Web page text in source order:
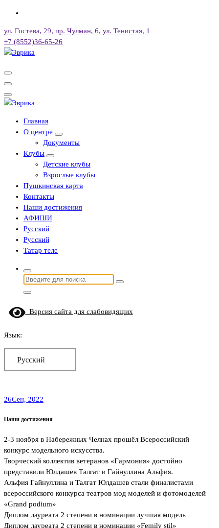
Перейти
содержимому
ул. Гостева, 29, пр. Чулман, 6, ул. Тенистая, 1
+7 (8552)36-65-26
Городской культурный центр, г. Набережные Челны
Городской культурный центр, г. Набережные Челны
Главная
О центре
Документы
Клубы
Детские клубы
Взрослые клубы
Пушкинская карта
Контакты
Наши достижения
АФИШИ
Русский
Русский
Татар теле
Найти:
Версия сайта для слабовидящих
Язык:
Русский
26Сен, 2022
Наши достижения
2-3 ноября в Набережных Челнах прошёл Всероссийский
конкурс модельного искусства.
Творческий коллектив ветеранов «Гармония» достойно
представили Юлдашев Талгат и Гайнуллина Альфия.
Альфия Гайнуллина и Талгат Юлдашев стали финалистами
всероссийского конкурса театров мод моделей и фотомоделей
«Grand podium»
Диплом лауреата 2 степени в номинации лучшая модель
Диплом лауреата 2 степени в номинации «Femily stil»